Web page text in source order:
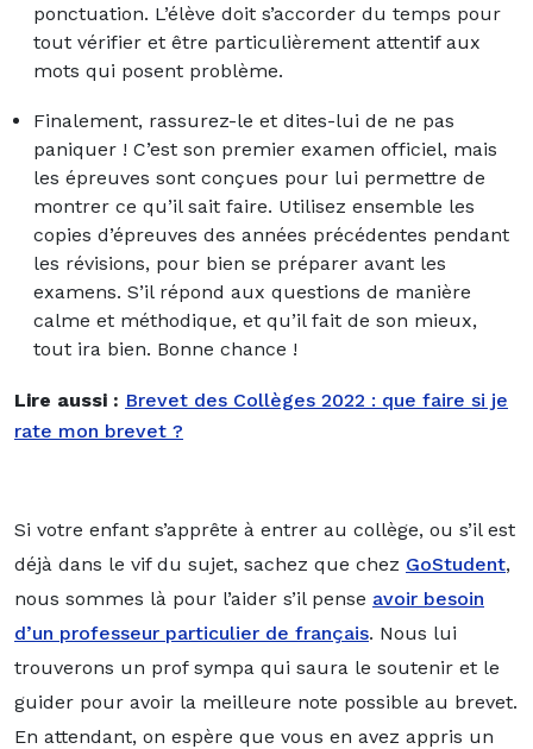
ponctuation. L’élève doit s’accorder du temps pour
tout vérifier et être particulièrement attentif aux
mots qui posent problème.
Finalement, rassurez-le et dites-lui de ne pas
paniquer ! C’est son premier examen officiel, mais
les épreuves sont conçues pour lui permettre de
montrer ce qu’il sait faire. Utilisez ensemble les
copies d’épreuves des années précédentes pendant
les révisions, pour bien se préparer avant les
examens. S’il répond aux questions de manière
calme et méthodique, et qu’il fait de son mieux,
tout ira bien. Bonne chance !
Lire aussi : Brevet des Collèges 2022 : que faire si je
rate mon brevet ?
Si votre enfant s’apprête à entrer au collège, ou s’il est
déjà dans le vif du sujet, sachez que chez GoStudent,
nous sommes là pour l’aider s’il pense avoir besoin
d’un professeur particulier de français. Nous lui
trouverons un prof sympa qui saura le soutenir et le
guider pour avoir la meilleure note possible au brevet.
En attendant, on espère que vous en avez appris un